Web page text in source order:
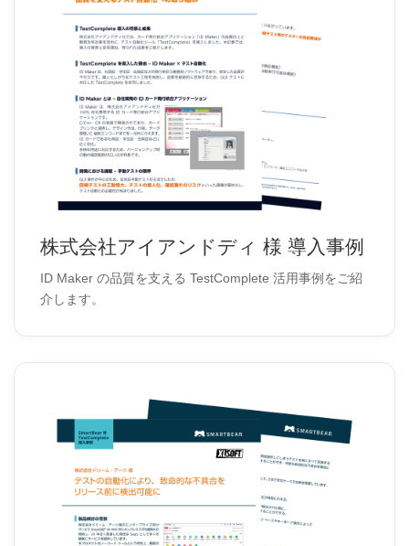
株式会社アイアンドディ 様 導入事例
ID Maker の品質を支える TestComplete 活用事例をご紹
介します。